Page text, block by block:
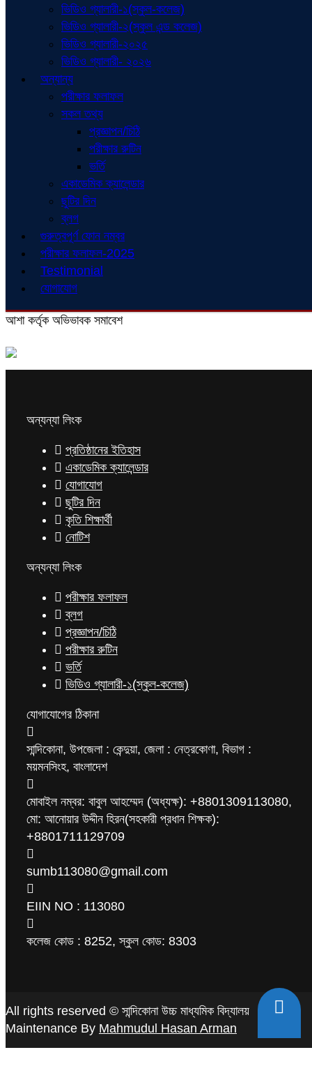
ভিডিও গ্যালারী-১(স্কুল-কলেজ)
ভিডিও গ্যালারী-২(স্কুল এন্ড কলেজ)
ভিডিও গ্যালারী-২০২৫
ভিডিও গ্যালারী- ২০২৬
অন্যান্য
পরীক্ষার ফলাফল
সকল তথ্য
প্রজ্ঞাপন/চিঠি
পরীক্ষার রুটিন
ভর্তি
একাডেমিক ক্যালেন্ডার
ছুটির দিন
ব্লগ
গুরুত্বপূর্ণ ফোন নম্বর
পরীক্ষার ফলাফল-2025
Testimonial
যোগাযোগ
আশা কর্তৃক অভিভাবক সমাবেশ
অন্যন্যা লিংক
প্রতিষ্ঠানের ইতিহাস
একাডেমিক ক্যালেন্ডার
যোগাযোগ
ছুটির দিন
কৃতি শিক্ষার্থী
নোটিশ
অন্যন্যা লিংক
পরীক্ষার ফলাফল
ব্লগ
প্রজ্ঞাপন/চিঠি
পরীক্ষার রুটিন
ভর্তি
ভিডিও গ্যালারী-১(স্কুল-কলেজ)
যোগাযোগের ঠিকানা
সান্দিকোনা, উপজেলা : কেন্দুয়া, জেলা : নেত্রকোণা, বিভাগ :
ময়মনসিংহ, বাংলাদেশ
মোবাইল নম্বর: বাবুল আহম্মেদ (অধ্যক্ষ): +8801309113080,
মো: আনোয়ার উদ্দীন হিরন(সহকারী প্রধান শিক্ষক):
+8801711129709
sumb113080@gmail.com
EIIN NO : 113080
কলেজ কোড : 8252, স্কুল কোড: 8303
All rights reserved © সান্দিকোনা উচ্চ মাধ্যমিক বিদ্যালয়
Maintenance By Mahmudul Hasan Arman